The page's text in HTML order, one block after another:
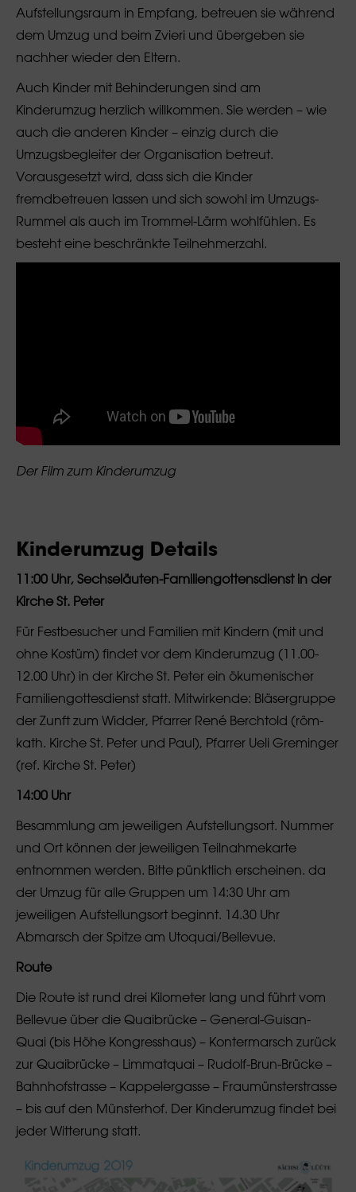
Aufstellungsraum in Empfang, betreuen sie während
dem Umzug und beim Zvieri und übergeben sie
nachher wieder den Eltern.
Auch Kinder mit Behinderungen sind am
Kinderumzug herzlich willkommen. Sie werden – wie
auch die anderen Kinder – einzig durch die
Umzugsbegleiter der Organisation betreut.
Vorausgesetzt wird, dass sich die Kinder
fremdbetreuen lassen und sich sowohl im Umzugs-
Rummel als auch im Trommel-Lärm wohlfühlen. Es
besteht eine beschränkte Teilnehmerzahl.
Der Film zum Kinderumzug
Kinderumzug Details
11:00 Uhr, Sechseläuten-Familiengottensdienst in der
Kirche St. Peter
Für Festbesucher und Familien mit Kindern (mit und
ohne Kostüm) findet vor dem Kinderumzug (11.00-
12.00 Uhr) in der Kirche St. Peter ein ökumenischer
Familiengottesdienst statt. Mitwirkende: Bläsergruppe
der Zunft zum Widder, Pfarrer René Berchtold (röm-
kath. Kirche St. Peter und Paul), Pfarrer Ueli Greminger
(ref. Kirche St. Peter)
14:00 Uhr
Besammlung am jeweiligen Aufstellungsort. Nummer
und Ort können der jeweiligen Teilnahmekarte
entnommen werden. Bitte pünktlich erscheinen. da
der Umzug für alle Gruppen um 14:30 Uhr am
jeweiligen Aufstellungsort beginnt. 14.30 Uhr
Abmarsch der Spitze am Utoquai/Bellevue.
Route
Die Route ist rund drei Kilometer lang und führt vom
Bellevue über die Quaibrücke – General-Guisan-
Quai (bis Höhe Kongresshaus) – Kontermarsch zurück
zur Quaibrücke – Limmatquai – Rudolf-Brun-Brücke –
Bahnhofstrasse – Kappelergasse – Fraumünsterstrasse
– bis auf den Münsterhof. Der Kinderumzug findet bei
jeder Witterung statt.